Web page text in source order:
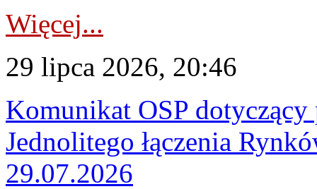
Więcej...
29 lipca 2026, 20:46
Komunikat OSP
Jednolitego łączenia
29.07.2026